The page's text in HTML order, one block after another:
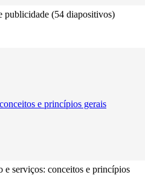
publicidade (54 diapositivos)
e princípios gerais
serviços: conceitos e princípios